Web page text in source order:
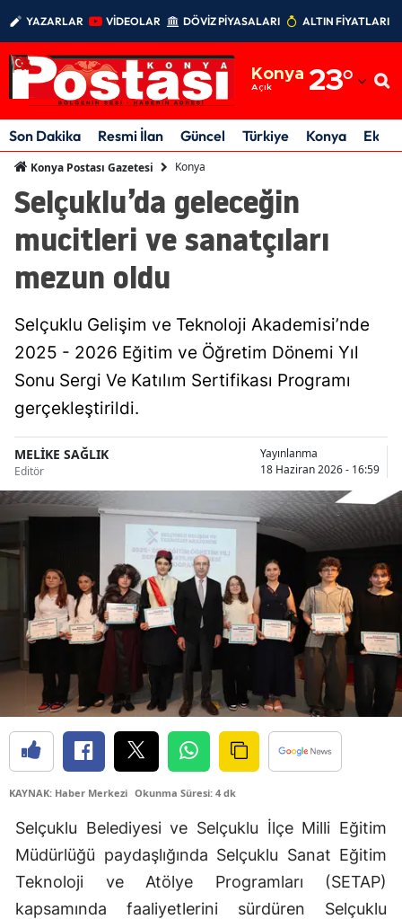
YAZARLAR VİDEOLAR DÖVİZ PİYASALARI ALTIN FİYATLARI
Konya
Açık 23°
Adıyaman
Afyonkarahisar
Amasya
Ankara
Aydın
Balıkesir
Bingöl
Bitlis
Bolu
Burdur
Bursa
Çanakkale
Çankırı
Çorum
Denizli
Edirne
Elazığ
Erzincan
Son Dakika Resmi İlan Güncel Türkiye Konya
Konya Postası Gazetesi Konya
Selçuklu’da geleceğin
mucitleri ve sanatçıları
mezun oldu
Selçuklu Gelişim ve Teknoloji Akademisi’nde
2025 - 2026 Eğitim ve Öğretim Dönemi Yıl
Sonu Sergi Ve Katılım Sertifikası Programı
gerçekleştirildi.
MELİKE SAĞLIK
Editör
Yayınlanma
18 Haziran 2026 - 16:59
KAYNAK: Haber Merkezi Okunma Süresi: 4 dk
Selçuklu Belediyesi ve Selçuklu İlçe Milli Eğitim
Müdürlüğü paydaşlığında Selçuklu Sanat Eğitim
Teknoloji ve Atölye Programları (SETAP)
kapsamında faaliyetlerini sürdüren Selçuklu